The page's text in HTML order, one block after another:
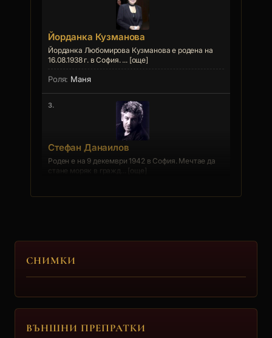
Йорданка Кузманова
Йорданка Любомирова Кузманова е родена на
16.08.1938 г. в София. ... [още]
Маня
3.
Стефан Данаилов
Роден е на 9 декември 1942 в София. Мечтае да
стане моряк в гражд... [още]
Лъчезар Цочев
Божидар
СНИМКИ
ВЪНШНИ ПРЕПРАТКИ